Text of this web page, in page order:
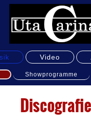
Video
Showprogramme
Discografie